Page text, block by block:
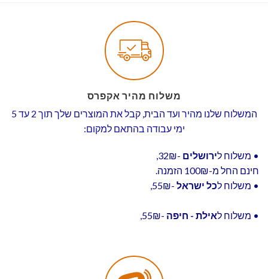
משלוח מהיר אקפרס
המשלוח שלנו מהיר ועד הבית, קבל את המוצרים שלך תוך 2 עד 5
ימי עבודה בהתאם למקום:
• משלוח לירושלים -32₪,
חינם החל מ-100₪ הזמנה.
• משלוח לכל ישראל -55₪,
• משלוח לאילת - חיפה -55₪,